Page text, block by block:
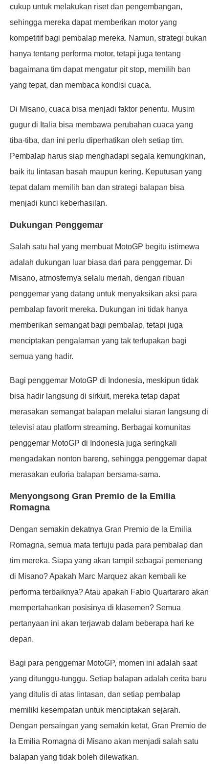
cukup untuk melakukan riset dan pengembangan,
sehingga mereka dapat memberikan motor yang
kompetitif bagi pembalap mereka. Namun, strategi bukan
hanya tentang performa motor, tetapi juga tentang
bagaimana tim dapat mengatur pit stop, memilih ban
yang tepat, dan membaca kondisi cuaca.
Di Misano, cuaca bisa menjadi faktor penentu. Musim
gugur di Italia bisa membawa perubahan cuaca yang
tiba-tiba, dan ini perlu diperhatikan oleh setiap tim.
Pembalap harus siap menghadapi segala kemungkinan,
baik itu lintasan basah maupun kering. Keputusan yang
tepat dalam memilih ban dan strategi balapan bisa
menjadi kunci keberhasilan.
Dukungan Penggemar
Salah satu hal yang membuat MotoGP begitu istimewa
adalah dukungan luar biasa dari para penggemar. Di
Misano, atmosfernya selalu meriah, dengan ribuan
penggemar yang datang untuk menyaksikan aksi para
pembalap favorit mereka. Dukungan ini tidak hanya
memberikan semangat bagi pembalap, tetapi juga
menciptakan pengalaman yang tak terlupakan bagi
semua yang hadir.
Bagi penggemar MotoGP di Indonesia, meskipun tidak
bisa hadir langsung di sirkuit, mereka tetap dapat
merasakan semangat balapan melalui siaran langsung di
televisi atau platform streaming. Berbagai komunitas
penggemar MotoGP di Indonesia juga seringkali
mengadakan nonton bareng, sehingga penggemar dapat
merasakan euforia balapan bersama-sama.
Menyongsong Gran Premio de la Emilia
Romagna
Dengan semakin dekatnya Gran Premio de la Emilia
Romagna, semua mata tertuju pada para pembalap dan
tim mereka. Siapa yang akan tampil sebagai pemenang
di Misano? Apakah Marc Marquez akan kembali ke
performa terbaiknya? Atau apakah Fabio Quartararo akan
mempertahankan posisinya di klasemen? Semua
pertanyaan ini akan terjawab dalam beberapa hari ke
depan.
Bagi para penggemar MotoGP, momen ini adalah saat
yang ditunggu-tunggu. Setiap balapan adalah cerita baru
yang ditulis di atas lintasan, dan setiap pembalap
memiliki kesempatan untuk menciptakan sejarah.
Dengan persaingan yang semakin ketat, Gran Premio de
la Emilia Romagna di Misano akan menjadi salah satu
balapan yang tidak boleh dilewatkan.